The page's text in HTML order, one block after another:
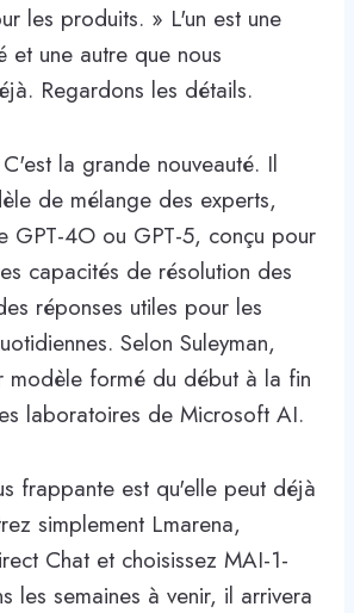
les produits. » L'un est une
et une autre que nous
Regardons les détails.
la grande nouveauté. Il
de mélange des experts,
GPT-4O ou GPT-5, conçu pour
capacités de résolution des
réponses utiles pour les
Selon Suleyman,
modèle formé du début à la fin
laboratoires de Microsoft AI.
frappante est qu'elle peut déjà
simplement Lmarena,
Chat et choisissez MAI-1-
les semaines à venir, il arrivera